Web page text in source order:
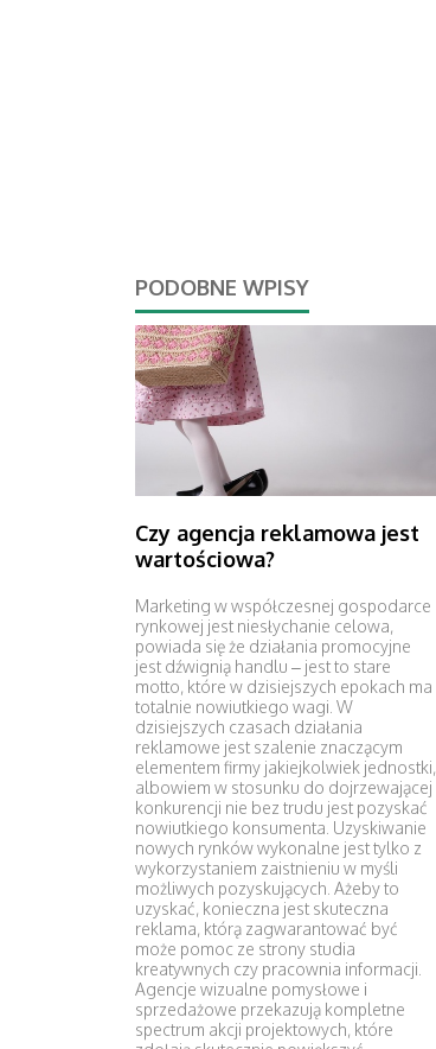
PODOBNE WPISY
Czy agencja reklamowa jest
wartościowa?
Marketing w współczesnej gospodarce
rynkowej jest niesłychanie celowa,
powiada się że działania promocyjne
jest dźwignią handlu – jest to stare
motto, które w dzisiejszych epokach ma
totalnie nowiutkiego wagi. W
dzisiejszych czasach działania
reklamowe jest szalenie znaczącym
elementem firmy jakiejkolwiek jednostki,
albowiem w stosunku do dojrzewającej
konkurencji nie bez trudu jest pozyskać
nowiutkiego konsumenta. Uzyskiwanie
nowych rynków wykonalne jest tylko z
wykorzystaniem zaistnieniu w myśli
możliwych pozyskujących. Ażeby to
uzyskać, konieczna jest skuteczna
reklama, którą zagwarantować być
może pomoc ze strony studia
kreatywnych czy pracownia informacji.
Agencje wizualne pomysłowe i
sprzedażowe przekazują kompletne
spectrum akcji projektowych, które